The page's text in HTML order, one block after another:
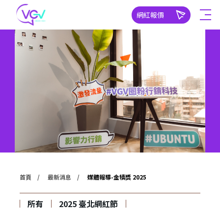
網紅報價
首頁 最新消息 媒體報導-金犢獎 2025
所有
2025 臺北網紅節